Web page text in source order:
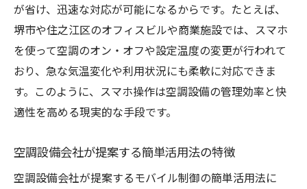
が省け、迅速な対応が可能になるからです。たとえば、
堺市や住之江区のオフィスビルや商業施設では、スマホ
を使って空調のオン・オフや設定温度の変更が行われて
おり、急な気温変化や利用状況にも柔軟に対応できま
す。このように、スマホ操作は空調設備の管理効率と快
適性を高める現実的な手段です。
空調設備会社が提案する簡単活用法の特徴
空調設備会社が提案するモバイル制御の簡単活用法に